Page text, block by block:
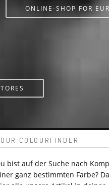
ONLINE-SHOP FOR
COLOURFINDER
bist auf der Suche nach
ganz bestimmten Farbe?